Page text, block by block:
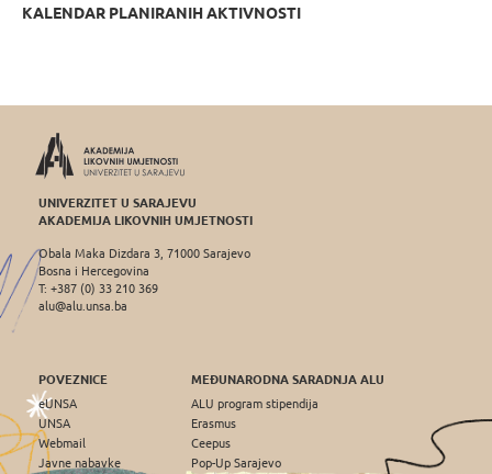
KALENDAR PLANIRANIH AKTIVNOSTI
UNIVERZITET U SARAJEVU
AKADEMIJA LIKOVNIH UMJETNOSTI
Obala Maka Dizdara 3, 71000 Sarajevo
Bosna i Hercegovina
T: +387 (0) 33 210 369
alu@alu.unsa.ba
POVEZNICE
eUNSA
UNSA
Webmail
Javne nabavke
MEĐUNARODNA SARADNJA ALU
ALU program stipendija
Erasmus
Ceepus
Pop-Up Sarajevo